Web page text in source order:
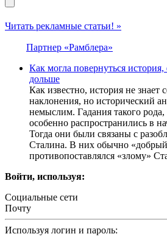
Читать рекламные статьи! »
Партнер «Рамблера»
Как могла повернуться
дольше
Как известно, история не знает
наклонения, но исторический
немыслим. Гадания такого
особенно распространились в
Тогда они были связаны с
Сталина. В них обычно
противопоставлялся «злому»
Войти, используя:
Социальные сети
Почту
Используя логин и пароль: